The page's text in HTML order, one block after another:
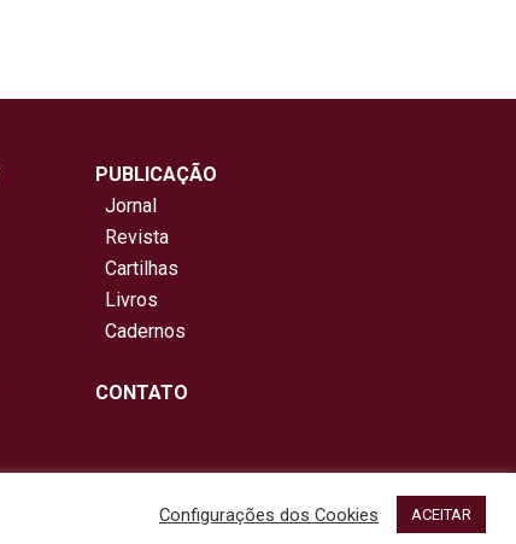
PUBLICAÇÃO
Jornal
Revista
Cartilhas
Livros
Cadernos
CONTATO
Configurações dos Cookies ACEITAR